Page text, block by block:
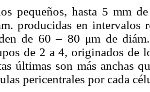
pequeños, hasta 5 mm
producidas en intervalos
de 60 – 80 μm de
de 2 a 4, originados de
últimas son más anchas
pericentrales por cada